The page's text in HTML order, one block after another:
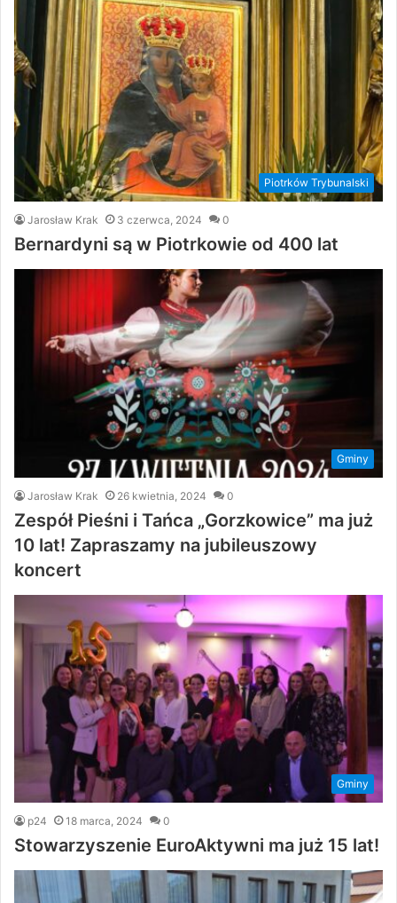
Piotrków Trybunalski
Jarosław Krak 3 czerwca, 2024 0
Bernardyni są w Piotrkowie od 400 lat
Gminy
Jarosław Krak 26 kwietnia, 2024 0
Zespół Pieśni i Tańca „Gorzkowice” ma już
10 lat! Zapraszamy na jubileuszowy
koncert
Gminy
p24 18 marca, 2024 0
Stowarzyszenie EuroAktywni ma już 15 lat!